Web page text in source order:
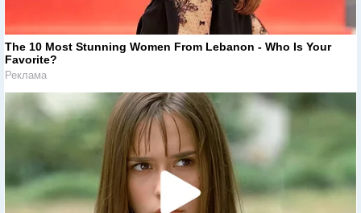
The 10 Most Stunning Women From Lebanon - Who Is Your
Favorite?
Реклама